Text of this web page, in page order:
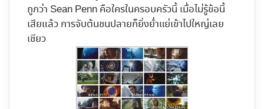
ถูกว่า Sean Penn คือใครในครอบครัวนี้ เมื่อไม่รู้ข้อนี้
เสียแล้ว การจับต้นชนปลายก็ยิ่งย่ำแย่เข้าไปใหญ่เลย
เชียว